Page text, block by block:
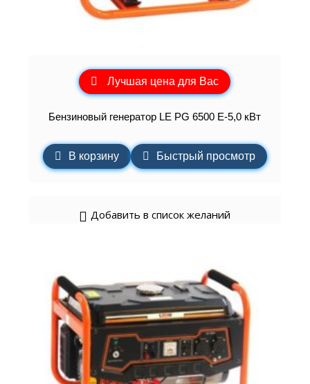
Лучшая цена для Вас
Бензиновый генератор LE PG 6500 E-5,0 кВт
В корзину Быстрый просмотр
Добавить в список желаний